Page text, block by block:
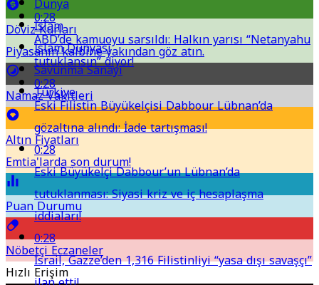
Döviz Kurları
Piyasanın kalbine yakından göz atın.
Namaz Vakitleri
Altın Fiyatları
Emtia'larda son durum!
Puan Durumu
Nöbetçi Eczaneler
Hızlı Erişim
İslam
İslam Dünyası
Savunma Sanayi
Türkiye
0:28
ABD’de kamuoyu sarsıldı: Halkın yarısı “Netanyahu
tutuklansın” diyor!
0:28
Eski Filistin Büyükelçisi Dabbour Lübnan’da
gözaltına alındı: İade tartışması!
0:28
Eski Büyükelçi Dabbour’un Lübnan’da
tutuklanması: Siyasi kriz ve iç hesaplaşma
iddiaları!
0:28
İsrail, Gazze’den 1,316 Filistinliyi “yasa dışı savaşçı”